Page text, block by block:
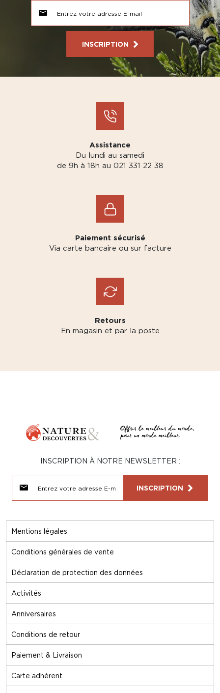
INSCRIPTION
Assistance
Du lundi au samedi
de 9h à 18h au 021 331 22 38
Paiement sécurisé
Via carte bancaire ou sur facture
Retours
En magasin et par la poste
Mentions légales
Conditions générales de vente
Déclaration de protection des données
Activités
Anniversaires
Conditions de retour
Paiement & Livraison
Carte adhérent
INSCRIPTION À NOTRE NEWSLETTER :
INSCRIPTION